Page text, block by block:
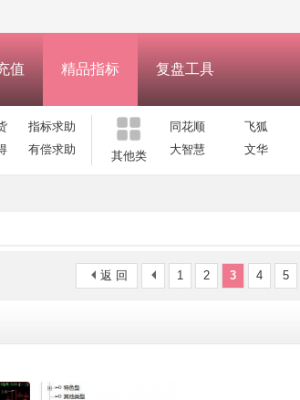
值 精品指标 复盘工具
指标求助
有偿求助 其他类
同花顺 飞狐
大智慧
文华
1 2 3 4 5
返 回